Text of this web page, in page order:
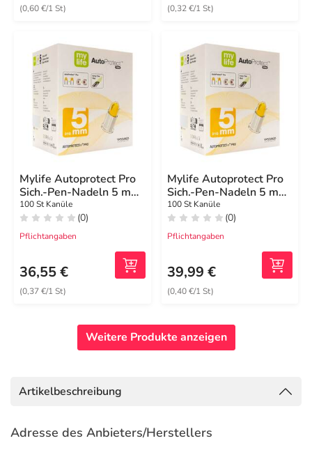
(0,60 €/1 St) (0,32 €/1 St)
Mylife Autoprotect Pro
Sich.-Pen-Nadeln 5 mm
31 G
100 St Kanüle
(0)
Pflichtangaben
36,55 €
(0,37 €/1 St)
Mylife Autoprotect Pro
Sich.-Pen-Nadeln 5 mm
31 G
100 St Kanüle
(0)
Pflichtangaben
39,99 €
(0,40 €/1 St)
Weitere Produkte anzeigen
Artikelbeschreibung
Adresse des Anbieters/Herstellers